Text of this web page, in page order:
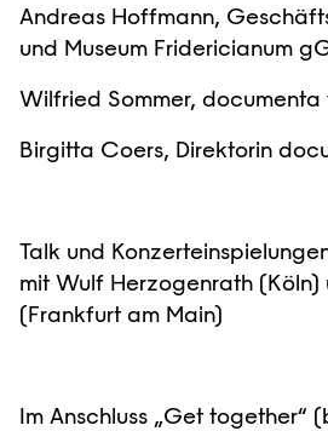
Andreas Hoffmann,
und Museum Fridericianum
Wilfried Sommer, documenta
Birgitta Coers, Direktorin
Talk und
mit Wulf Herzogenrath
(Frankfurt am Main)
Im Anschluss „Get together“